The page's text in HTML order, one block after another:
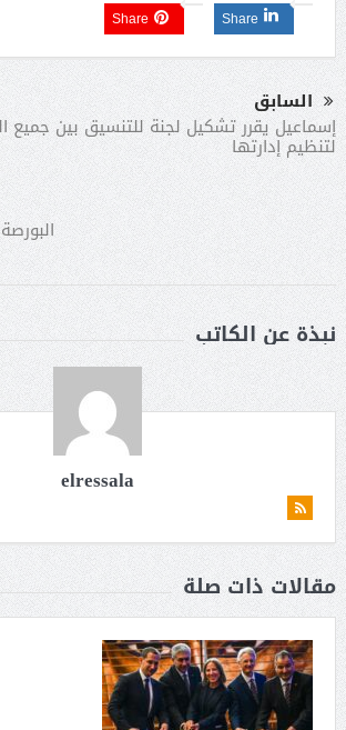
Share
Share
السابق
إسماعيل يقرر تشكيل لجنة للتنسيق بين جميع
لتنظيم إدارتها
البورصة تربح
نبذة عن الكاتب
elressala
مقالات ذات صلة